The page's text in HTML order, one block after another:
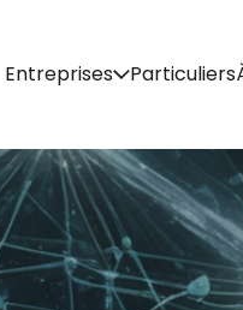
Entreprises Particuliers